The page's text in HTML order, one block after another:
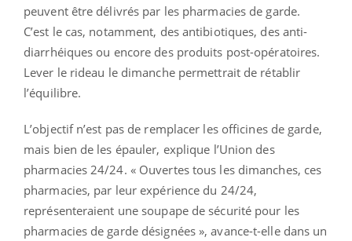
peuvent être délivrés par les pharmacies de garde.
C’est le cas, notamment, des antibiotiques, des anti-
diarrhéiques ou encore des produits post-opératoires.
Lever le rideau le dimanche permettrait de rétablir
l’équilibre.
L’objectif n’est pas de remplacer les officines de garde,
mais bien de les épauler, explique l’Union des
pharmacies 24/24. « Ouvertes tous les dimanches, ces
pharmacies, par leur expérience du 24/24,
représenteraient une soupape de sécurité pour les
pharmacies de garde désignées », avance-t-elle dans un